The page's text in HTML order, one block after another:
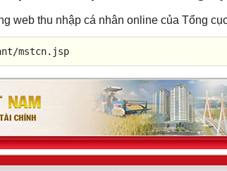
web thu nhập cá nhân online của Tổng
mstcn.jsp